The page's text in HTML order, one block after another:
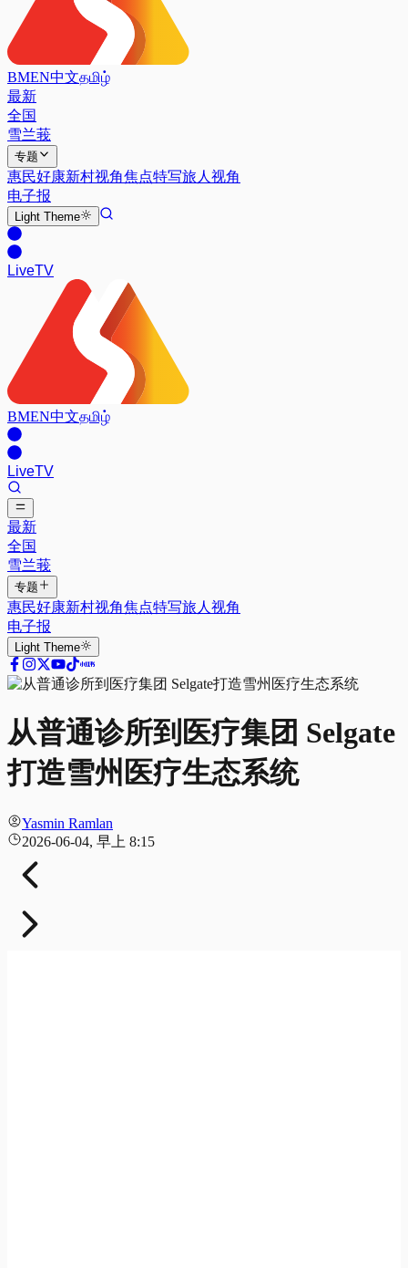
BMEN中文தமிழ்
最新
全国
雪兰莪
专题
惠民好康新村视角焦点特写旅人视角
电子报
Light Theme
LiveTV
BMEN中文தமிழ்
LiveTV
最新
全国
雪兰莪
专题
惠民好康新村视角焦点特写旅人视角
电子报
Light Theme
从普通诊所到医疗集团 Selgate
打造雪州医疗生态系统
Yasmin Ramlan
2026-06-04, 早上 8:15